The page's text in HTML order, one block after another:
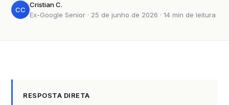
CC
Cristian C.
Ex-Google Senior · 25 de junho de 2026 · 14 min de leitura
RESPOSTA DIRETA